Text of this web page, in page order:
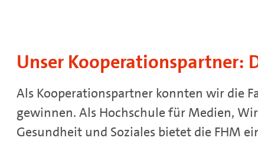
Unser Kooperationspartner:
Als Kooperationspartner konnten wir die
gewinnen. Als Hochschule für Medien,
Gesundheit und Soziales bietet die FHM